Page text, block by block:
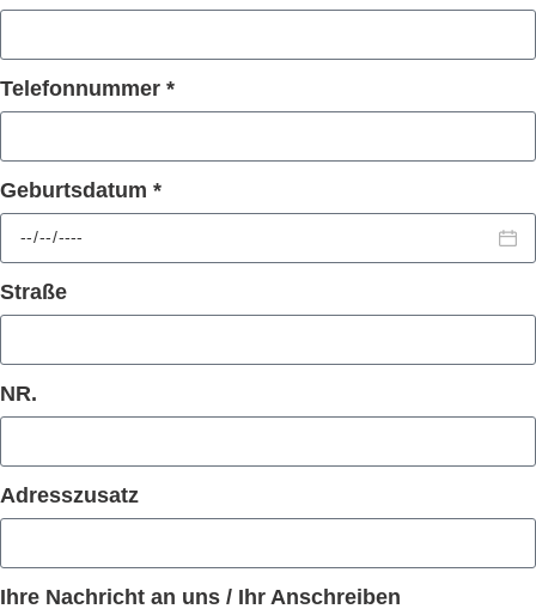
Telefonnummer *
Geburtsdatum *
Straße
NR.
Adresszusatz
Ihre Nachricht an uns / Ihr Anschreiben